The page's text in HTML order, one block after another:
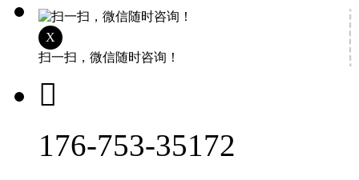
X
扫一扫，微信随时咨询！

176-753-35172